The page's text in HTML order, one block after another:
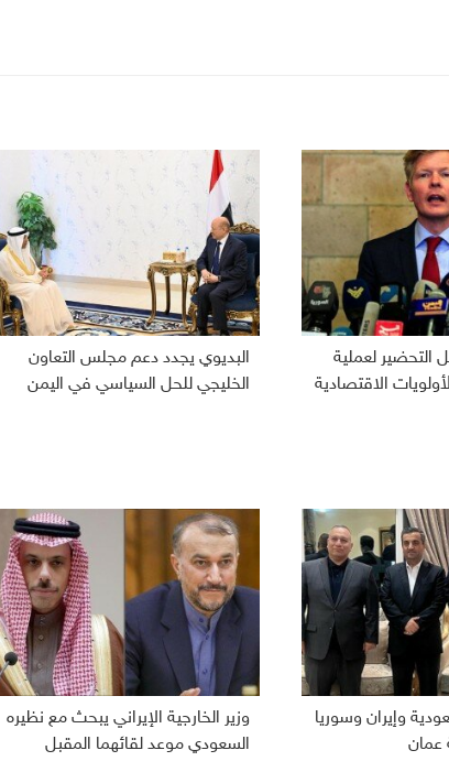
التحضير لعملية
الاقتصادية
البديوي يجدد دعم مجلس التعاون
الخليجي للحل السياسي في اليمن
وإيران وسوريا
عمان
وزير الخارجية الإيراني يبحث مع نظيره
السعودي موعد لقائهما المقبل